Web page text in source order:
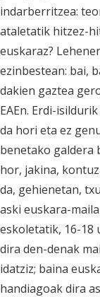
indarberritzea:
ataletatik hitzez-
euskaraz?
ezinbestean: bai,
dakien gaztea
EAEn. Erdi-
da hori eta ez
benetako galdera
hor, jakina,
da, gehienetan,
aski euskara-
eskoletatik, 16-18
dira den-denak
idatziz; baina
handiagoak dira